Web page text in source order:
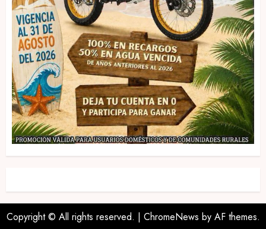
Copyright © All rights reserved. | ChromeNews by AF themes.